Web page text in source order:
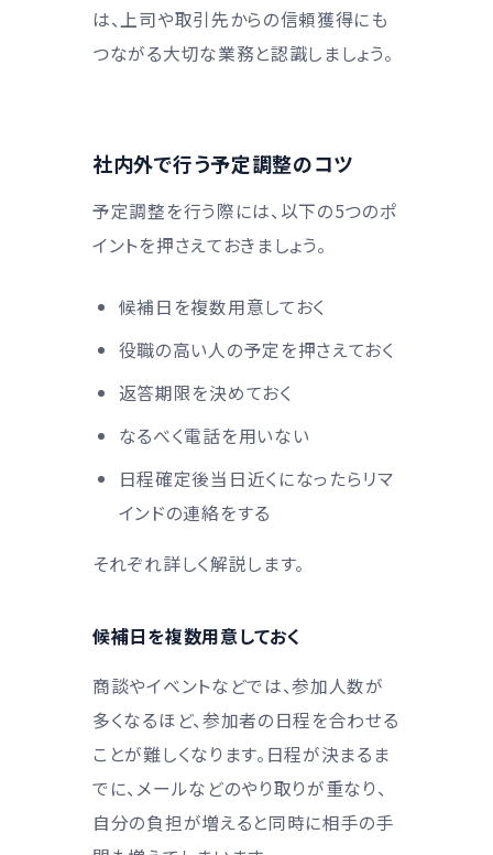
は、上司や取引先からの信頼獲得にも
つながる大切な業務と認識しましょう。
社内外で行う予定調整のコツ
予定調整を行う際には、以下の5つのポ
イントを押さえておきましょう。
候補日を複数用意しておく
役職の高い人の予定を押さえておく
返答期限を決めておく
なるべく電話を用いない
日程確定後当日近くになったらリマ
インドの連絡をする
それぞれ詳しく解説します。
候補日を複数用意しておく
商談やイベントなどでは、参加人数が
多くなるほど、参加者の日程を合わせる
ことが難しくなります。日程が決まるま
でに、メールなどのやり取りが重なり、
自分の負担が増えると同時に相手の手